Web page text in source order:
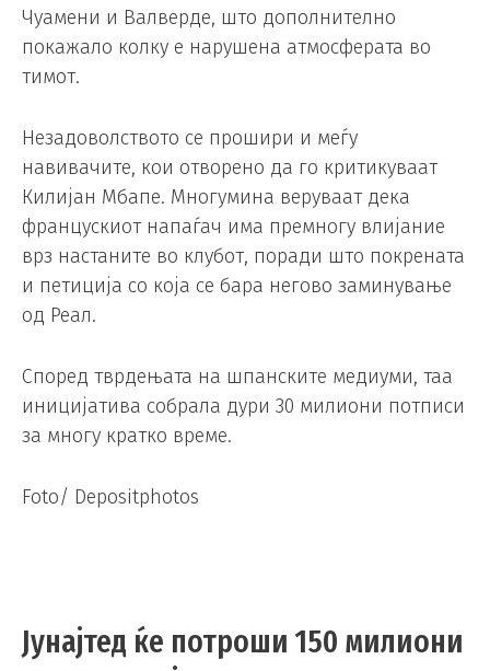
Чуамени и Валверде, што дополнително
покажало колку е нарушена атмосферата во
тимот.
Незадоволството се прошири и меѓу
навивачите, кои отворено да го критикуваат
Килијан Мбапе. Многумина веруваат дека
францускиот напаѓач има премногу влијание
врз настаните во клубот, поради што покрената
и петиција со која се бара негово заминување
од Реал.
Според тврдењата на шпанските медиуми, таа
иницијатива собрала дури 30 милиони потписи
за многу кратко време.
Foto/ Depositphotos
Јунајтед ќе потроши 150 милиони